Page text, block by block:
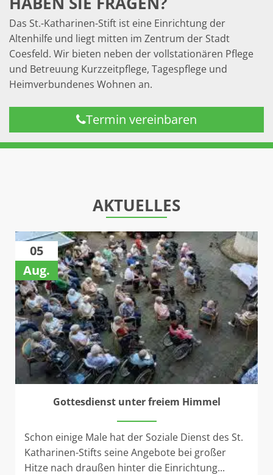
Das St.-Katharinen-Stift ist eine Einrichtung der
Altenhilfe und liegt mitten im Zentrum der Stadt
Coesfeld. Wir bieten neben der vollstationären Pflege
und Betreuung Kurzzeitpflege, Tagespflege und
Heimverbundenes Wohnen an.
Termin vereinbaren
AKTUELLES
05
Aug.
Gottesdienst unter freiem Himmel
Schon einige Male hat der Soziale Dienst des St.
Katharinen-Stifts seine Angebote bei großer
Hitze nach draußen hinter die Einrichtung...